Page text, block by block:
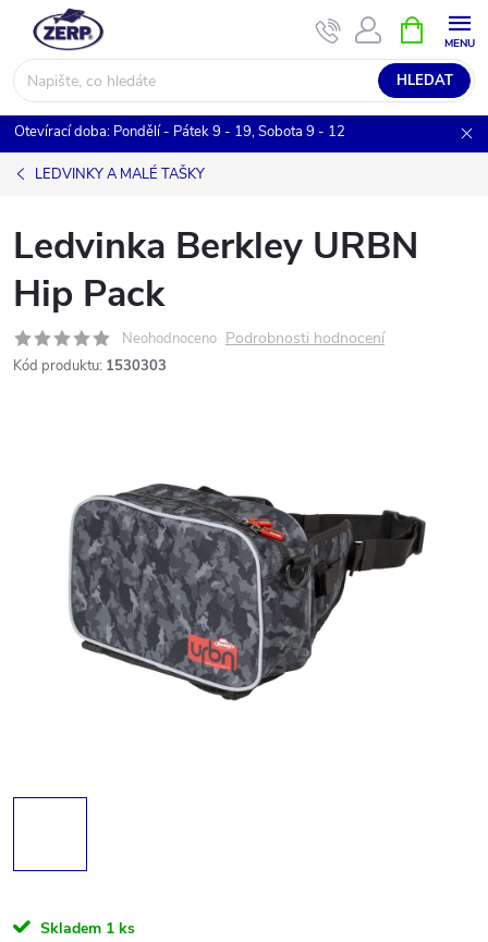
obsah
HLEDAT
NÁKUPNÍ
KOŠÍK
Otevírací doba: Pondělí - Pátek 9 - 19, Sobota 9 - 12
LEDVINKY A MALÉ TAŠKY
Ledvinka Berkley URBN
Hip Pack
Neohodnoceno Podrobnosti hodnocení
Kód produktu: 1530303
Skladem 1 ks